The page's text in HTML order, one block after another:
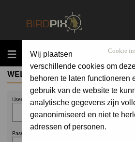
MENU Cookie
Wij plaatsen
verschillende cookies om
behoren te laten functioneren
gebruik van de website te
analytische gegevens zijn
geanonimiseerd en niet te
adressen of personen.
WELCOME GUEST
Username:
Password: